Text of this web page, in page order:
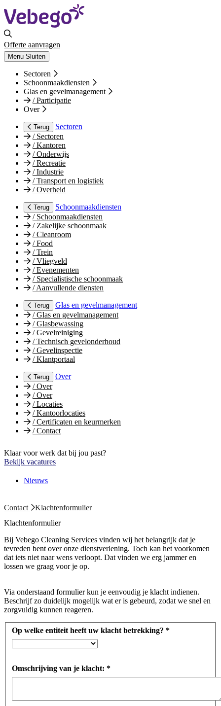
Offerte aanvragen
Menu Sluiten
Sectoren
Schoonmaakdiensten
Glas en gevelmanagement
/Participatie
Over
Terug
Sectoren
/Sectoren
/Kantoren
/Onderwijs
/Recreatie
/Industrie
/Transport en logistiek
/Overheid
Terug
Schoonmaakdiensten
/Schoonmaakdiensten
/Zakelijke schoonmaak
/Cleanroom
/Food
/Trein
/Vliegveld
/Evenementen
/Specialistische schoonmaak
/Aanvullende diensten
Terug
Glas en gevelmanagement
/Glas en gevelmanagement
/Glasbewassing
/Gevelreiniging
/Technisch gevelonderhoud
/Gevelinspectie
/Klantportaal
Terug
Over
/Over
/Over
/Locaties
/Kantoorlocaties
/Certificaten en keurmerken
/Contact
Klaar voor werk dat bij jou past?
Bekijk vacatures
Nieuws
Contact
Klachtenformulier
Klachtenformulier
Bij Vebego Cleaning Services vinden wij het belangrijk dat je
tevreden bent over onze dienstverlening. Toch kan het voorkomen
dat iets niet naar wens verloopt. Dat vinden we erg jammer en
lossen we graag voor je op.
Via onderstaand formulier kun je eenvoudig je klacht indienen.
Beschrijf zo duidelijk mogelijk wat er is gebeurd, zodat we snel en
zorgvuldig kunnen reageren.
Op welke entiteit heeft uw klacht betrekking? *
Omschrijving van je klacht: *